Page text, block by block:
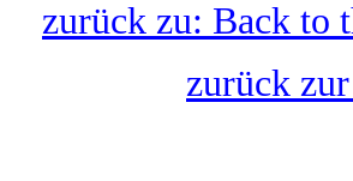
zurück zu: Back to
zurück